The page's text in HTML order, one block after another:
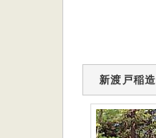
新渡戸稲造